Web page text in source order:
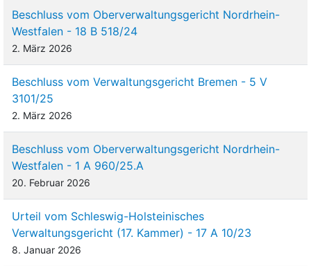
Beschluss vom Oberverwaltungsgericht Nordrhein-
Westfalen - 18 B 518/24
2. März 2026
Beschluss vom Verwaltungsgericht Bremen - 5 V
3101/25
2. März 2026
Beschluss vom Oberverwaltungsgericht Nordrhein-
Westfalen - 1 A 960/25.A
20. Februar 2026
Urteil vom Schleswig-Holsteinisches
Verwaltungsgericht (17. Kammer) - 17 A 10/23
8. Januar 2026